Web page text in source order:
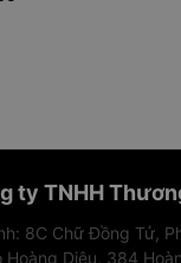
ty TNHH
8C Chữ Đồng Tử,
Diệu, 384